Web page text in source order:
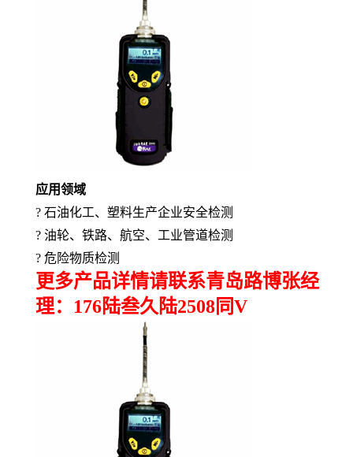
应用领域
? 石油化工、塑料生产企业安全检测
? 油轮、铁路、航空、工业管道检测
? 危险物质检测
更多产品详情请联系青岛路博张经
理：176陆叁久陆2508同V